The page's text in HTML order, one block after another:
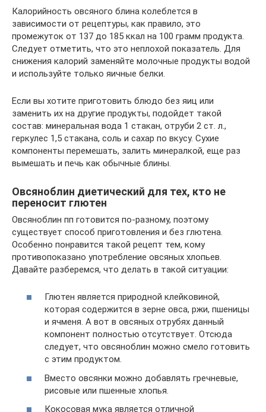
Калорийность овсяного блина колеблется в
зависимости от рецептуры, как правило, это
промежуток от 137 до 185 ккал на 100 грамм продукта.
Следует отметить, что это неплохой показатель. Для
снижения калорий заменяйте молочные продукты водой
и используйте только яичные белки.
Если вы хотите приготовить блюдо без яиц или
заменить их на другие продукты, подойдет такой
состав: минеральная вода 1 стакан, отруби 2 ст. л.,
геркулес 1,5 стакана, соль и сахар по вкусу. Сухие
компоненты перемешать, залить минералкой, еще раз
вымешать и печь как обычные блины.
Овсяноблин диетический для тех, кто не
переносит глютен
Овсяноблин пп готовится по-разному, поэтому
существует способ приготовления и без глютена.
Особенно понравится такой рецепт тем, кому
противопоказано употребление овсяных хлопьев.
Давайте разберемся, что делать в такой ситуации:
Глютен является природной клейковиной,
которая содержится в зерне овса, ржи, пшеницы
и ячменя. А вот в овсяных отрубях данный
компонент полностью отсутствует. Отсюда
следует, что овсяноблин можно смело готовить
с этим продуктом.
Вместо овсянки можно добавлять гречневые,
рисовые или пшенные хлопья.
Кокосовая мука является отличной